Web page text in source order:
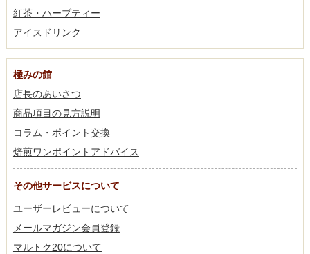
紅茶・ハーブティー
アイスドリンク
極みの館
店長のあいさつ
商品項目の見方説明
コラム・ポイント交換
焙煎ワンポイントアドバイス
その他サービスについて
ユーザーレビューについて
メールマガジン会員登録
マルトク20について